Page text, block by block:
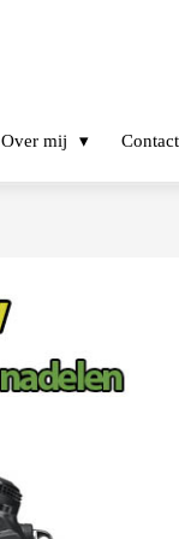
Over mij Contact